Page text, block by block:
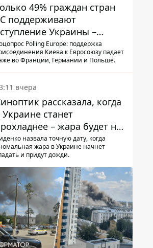
49% граждан стран
поддерживают
Украины –
опроса
Polling Europe: поддержка
Киева к Евросоюзу падает
во Франции, Германии и Польше.
вчера
рассказала, когда
Украине станет
– жара будет не
назвала точную дату, когда
жара в Украине начнет
и придут дожди.